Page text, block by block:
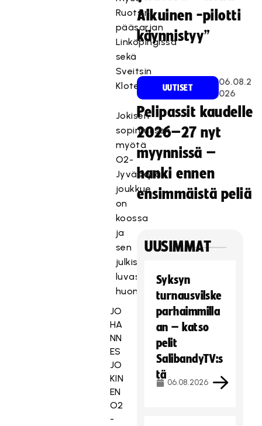
Ruotsin
pääsarjan
Linköpingissä
sekä
Sveitsin
Klotenissa.
Jokisen
sopimuksen
myötä
O2-
Jyväskylän
joukkue
on
koossa
ja
sen
julkistaminen
luvassa
huomenna.
JO
HA
NN
ES
JO
KIN
EN
O2
-
Aikuinen -pilotti
käynnistyy”
UUTISET
06.08.2
026
Pelipassit kaudelle
2026–27 nyt
myynnissä –
hanki ennen
ensimmäistä peliä
UUSIMMAT
Syksyn
turnausvilske
parhaimmilla
an – katso
pelit
SalibandyTV:s
tä
06.08.2026